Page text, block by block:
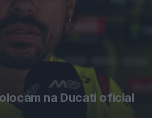
na Ducati oficial